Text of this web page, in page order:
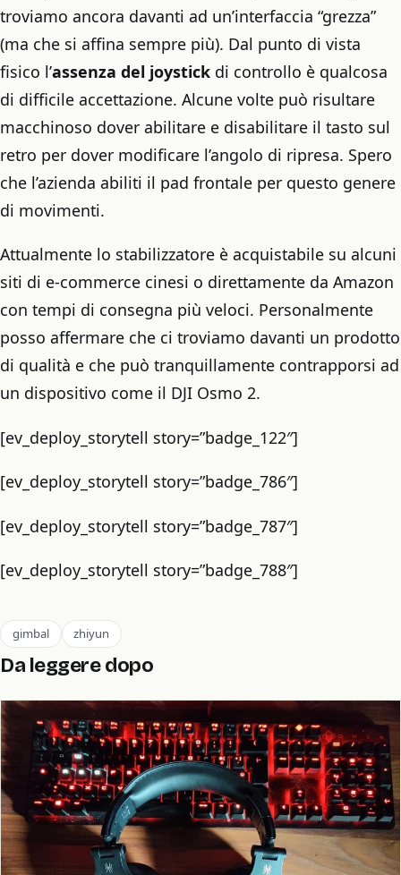
troviamo ancora davanti ad un’interfaccia “grezza”
(ma che si affina sempre più). Dal punto di vista
fisico l’assenza del joystick di controllo è qualcosa
di difficile accettazione. Alcune volte può risultare
macchinoso dover abilitare e disabilitare il tasto sul
retro per dover modificare l’angolo di ripresa. Spero
che l’azienda abiliti il pad frontale per questo genere
di movimenti.
Attualmente lo stabilizzatore è acquistabile su alcuni
siti di e-commerce cinesi o direttamente da Amazon
con tempi di consegna più veloci. Personalmente
posso affermare che ci troviamo davanti un prodotto
di qualità e che può tranquillamente contrapporsi ad
un dispositivo come il DJI Osmo 2.
[ev_deploy_storytell story=”badge_122″]
[ev_deploy_storytell story=”badge_786″]
[ev_deploy_storytell story=”badge_787″]
[ev_deploy_storytell story=”badge_788″]
gimbal zhiyun
Da leggere dopo